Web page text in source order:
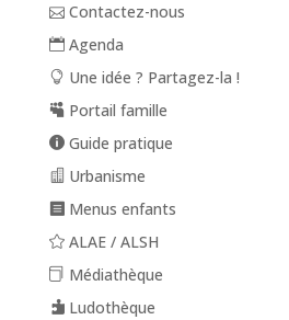
Contactez-nous
Agenda
Une idée ? Partagez-la !
Portail famille
Guide pratique
Urbanisme
Menus enfants
ALAE / ALSH
Médiathèque
Ludothèque